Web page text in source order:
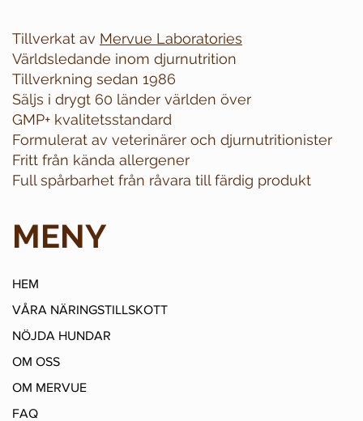
Tillverkat av Mervue Laboratories
Världsledande inom djurnutrition
Tillverkning sedan 1986
Säljs i drygt 60 länder världen över
GMP+ kvalitetsstandard
Formulerat av veterinärer och djurnutritionister
Fritt från kända allergener
Full spårbarhet från råvara till färdig produkt
MENY
HEM
VÅRA NÄRINGSTILLSKOTT
NÖJDA HUNDAR
OM OSS
OM MERVUE
FAQ